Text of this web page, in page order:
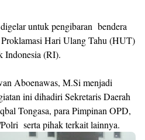
untuk pengibaran bendera
Hari Ulang Tahu (HUT)
Indonesia (RI).
Aboenawas, M.Si menjadi
ini dihadiri Sekretaris Daerah
Tongasa, para Pimpinan OPD,
serta pihak terkait lainnya.